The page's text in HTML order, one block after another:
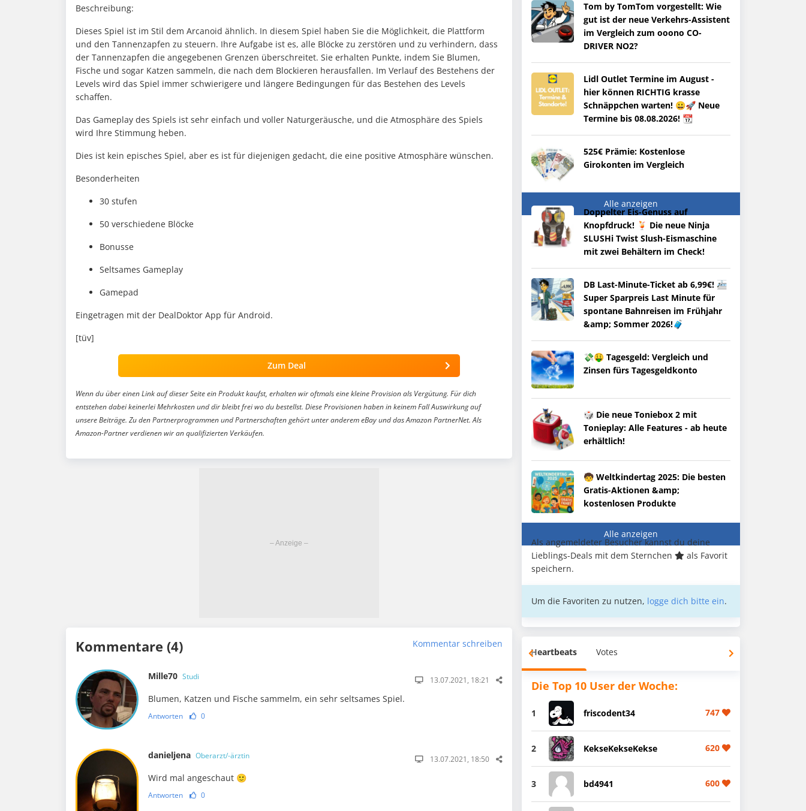
Beschreibung:
Dieses Spiel ist im Stil dem Arcanoid ähnlich. In diesem Spiel haben Sie die Möglichkeit, die Plattform
und den Tannenzapfen zu steuern. Ihre Aufgabe ist es, alle Blöcke zu zerstören und zu verhindern, dass
der Tannenzapfen die angegebenen Grenzen überschreitet. Sie erhalten Punkte, indem Sie Blumen,
Fische und sogar Katzen sammeln, die nach dem Blockieren herausfallen. Im Verlauf des Bestehens der
Levels wird das Spiel immer schwierigere und längere Bedingungen für das Bestehen des Levels
schaffen.
Das Gameplay des Spiels ist sehr einfach und voller Naturgeräusche, und die Atmosphäre des Spiels
wird Ihre Stimmung heben.
Dies ist kein episches Spiel, aber es ist für diejenigen gedacht, die eine positive Atmosphäre wünschen.
Besonderheiten
30 stufen
50 verschiedene Blöcke
Bonusse
Seltsames Gameplay
Gamepad
Eingetragen mit der DealDoktor App für Android.
[tüv]
Zum Deal
Wenn du über einen Link auf dieser Seite ein Produkt kaufst, erhalten wir oftmals eine kleine Provision als Vergütung. Für dich
entstehen dabei keinerlei Mehrkosten und dir bleibt frei wo du bestellst. Diese Provisionen haben in keinem Fall Auswirkung auf
unsere Beiträge. Zu den Partnerprogrammen und Partnerschaften gehört unter anderem eBay und das Amazon PartnerNet. Als
Amazon-Partner verdienen wir an qualifizierten Verkäufen.
Kommentare (4) Kommentar schreiben
Mille70 Studi 13.07.2021, 18:21
Blumen, Katzen und Fische sammelm, ein sehr seltsames Spiel.
Antworten 0
danieljena Oberarzt/-ärztin 13.07.2021, 18:50
Wird mal angeschaut 🙂
Antworten 0
Tom by TomTom vorgestellt: Wie
gut ist der neue Verkehrs-Assistent
im Vergleich zum ooono CO-
DRIVER NO2?
Lidl Outlet Termine im August -
hier können RICHTIG krasse
Schnäppchen warten! 😀🚀 Neue
Termine bis 08.08.2026! 📆
525€ Prämie: Kostenlose
Girokonten im Vergleich
Alle anzeigen
Doppelter Eis-Genuss auf
Knopfdruck! 🍹 Die neue Ninja
SLUSHi Twist Slush-Eismaschine
mit zwei Behältern im Check!
DB Last-Minute-Ticket ab 6,99€! 🚈
Super Sparpreis Last Minute für
spontane Bahnreisen im Frühjahr
&amp; Sommer 2026!🧳
💸🤑 Tagesgeld: Vergleich und
Zinsen fürs Tagesgeldkonto
🎲 Die neue Toniebox 2 mit
Tonieplay: Alle Features - ab heute
erhältlich!
🧒 Weltkindertag 2025: Die besten
Gratis-Aktionen &amp;
kostenlosen Produkte
Alle anzeigen
Als angemeldeter Besucher kannst du deine
Lieblings-Deals mit dem Sternchen
als Favorit
speichern.
Um die Favoriten zu nutzen, logge dich bitte ein.
Heartbeats Votes
Die Top 10 User der Woche:
1 friscodent34 747
2 KekseKekseKekse 620
3 bd4941 600